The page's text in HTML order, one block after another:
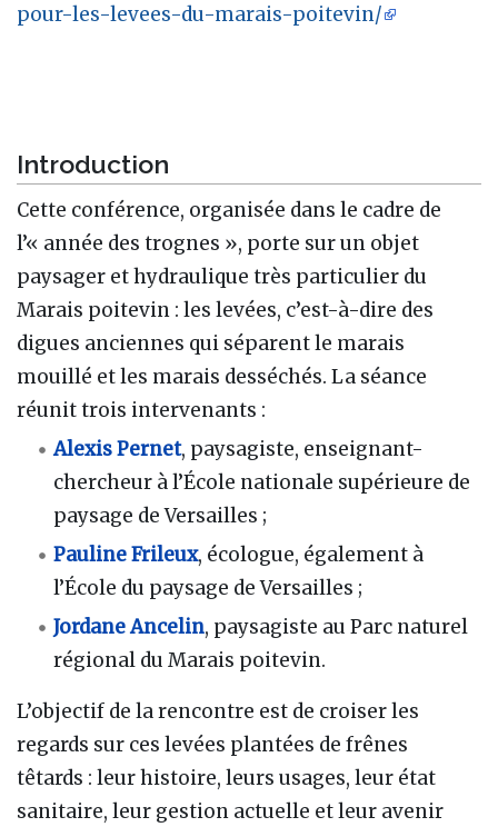
pour-les-levees-du-marais-poitevin/
Introduction
Cette conférence, organisée dans le cadre de
l’« année des trognes », porte sur un objet
paysager et hydraulique très particulier du
Marais poitevin : les levées, c’est-à-dire des
digues anciennes qui séparent le marais
mouillé et les marais desséchés. La séance
réunit trois intervenants :
Alexis Pernet, paysagiste, enseignant-
chercheur à l’École nationale supérieure de
paysage de Versailles ;
Pauline Frileux, écologue, également à
l’École du paysage de Versailles ;
Jordane Ancelin, paysagiste au Parc naturel
régional du Marais poitevin.
L’objectif de la rencontre est de croiser les
regards sur ces levées plantées de frênes
têtards : leur histoire, leurs usages, leur état
sanitaire, leur gestion actuelle et leur avenir